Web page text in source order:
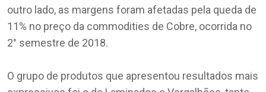
outro lado, as margens foram afetadas pela queda de
11% no preço da commodities de Cobre, ocorrida no
2° semestre de 2018.
O grupo de produtos que apresentou resultados mais